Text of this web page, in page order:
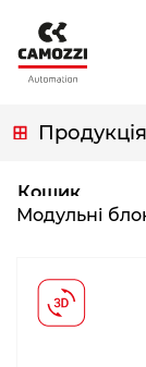
основного
вмісту
Продукція
Кошик
навіґації
Модульні